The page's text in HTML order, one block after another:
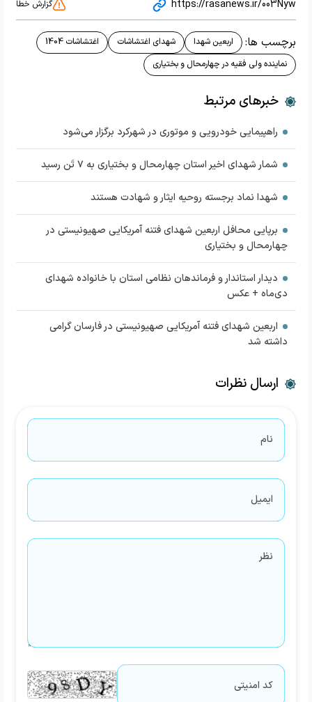
https://rasanews.ir/003Nyw گزارش خطا
برچسب ها: اربعین شهدا شهدای اغتشاشات
اغتشاشات 1404
نماینده ولی فقیه در چهارمحال و بختیاری
خبرهای مرتبط
راهپیمایی خودرویی و موتوری در شهرکرد برگزار می‌شود
شمار شهدای اخیر استان چهارمحال و بختیاری به ۷ تَن رسید
شهدا نماد برجسته روحیه ایثار و شهادت هستند
برپایی محافل اربعین شهدای فتنه آمریکایی صهیونیستی در
چهارمحال و بختیاری
دیدار استاندار و فرماندهان نظامی استان با خانواده شهدای
دی‌ماه + عکس
اربعین شهدای فتنه آمریکایی صهیونیستی در فارسان گرامی
داشته شد
ارسال نظرات